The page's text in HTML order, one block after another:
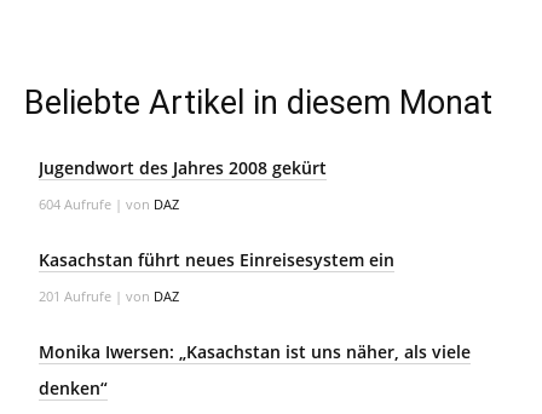
Beliebte Artikel in diesem Monat
Jugendwort des Jahres 2008 gekürt
604 Aufrufe | von DAZ
Kasachstan führt neues Einreisesystem ein
201 Aufrufe | von DAZ
Monika Iwersen: „Kasachstan ist uns näher, als viele
denken“